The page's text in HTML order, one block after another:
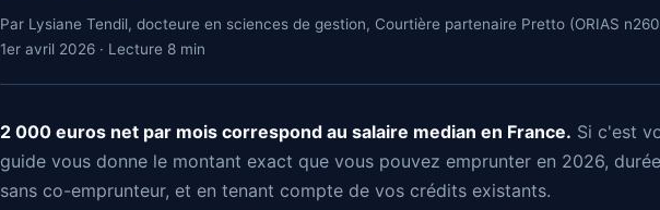
Contrôle du taux et des frais
Calcul reste a vivre
Budget apres credits et charges
Cash-flow, endettement, locatif
Comment Lysiane lit un dossier
Par Lysiane Tendil, docteure en sciences de gestion, Courtière partenaire Pretto (ORIAS
1er avril 2026 · Lecture 8 min
2 000 euros net par mois correspond au salaire median en France. Si c'est
guide vous donne le montant exact que vous pouvez emprunter en 2026,
sans co-emprunteur, et en tenant compte de vos crédits existants.